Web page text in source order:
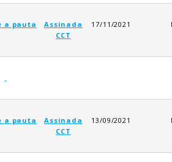
a pauta
Assinada
CCT
17/11/2021
a pauta
Assinada
CCT
13/09/2021